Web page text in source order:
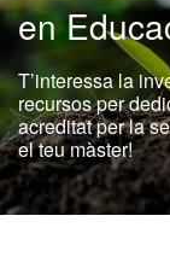
en
T’interessa la
recursos per
acreditat per la
el teu màster!